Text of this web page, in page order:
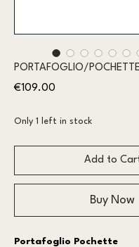
PORTAFOGLIO/
€109.00
Only 1 left in stock
Add to
Buy Now
Portafoglio Pochette